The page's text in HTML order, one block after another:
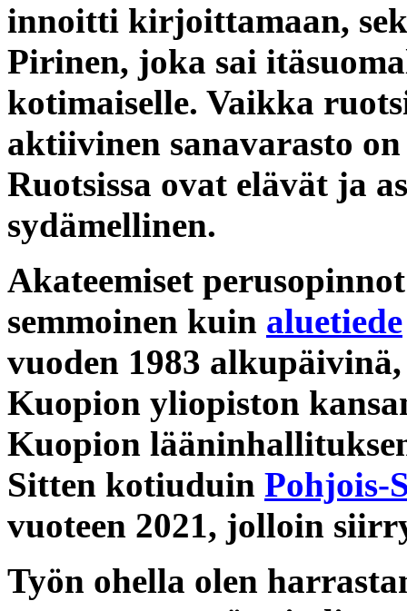
innoitti kirjoittamaan,
Pirinen, joka sai
kotimaiselle. Vaikka
aktiivinen sanavarasto
Ruotsissa ovat elävät ja
sydämellinen.
Akateemiset
semmoinen kuin aluetiede
vuoden 1983
Kuopion yliopiston
Kuopion
Sitten kotiuduin Pohjois-
vuoteen 2021, jolloin
Työn ohella olen